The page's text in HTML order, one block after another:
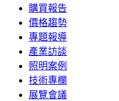
購買報告
價格趨勢
專題報導
產業訪談
照明案例
技術專欄
展覽會議